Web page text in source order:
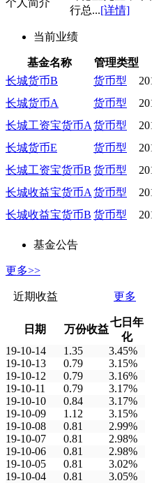
个人简介
行总...[详情]
当前业绩
基金名称 管理类型
长城货币B
货币型
长城货币A
货币型
长城工资宝货币A 货币型
长城货币E
货币型
长城工资宝货币B 货币型
长城收益宝货币A 货币型
长城收益宝货币B 货币型
基金公告
更多>>
近期收益 更多
日期 万份收益
七日年
化
19-10-14
1.35
3.45%
19-10-13
0.79
3.15%
19-10-12
0.79
3.16%
19-10-11
0.79
3.17%
19-10-10
0.84
3.17%
19-10-09
1.12
3.15%
19-10-08
0.81
2.99%
19-10-07
0.81
2.98%
19-10-06
0.81
2.98%
19-10-05
0.81
3.02%
19-10-04
0.81
3.05%